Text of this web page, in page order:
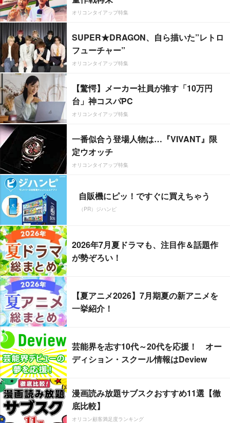
オリコンタイアップ特集
SUPER★DRAGON、自ら描いた”レトロ
フューチャー”
オリコンタイアップ特集
【驚愕】メーカー社員が推す「10万円
台」神コスパPC
オリコンタイアップ特集
一番似合う登場人物は…『VIVANT』限
定ウオッチ
オリコンタイアップ特集
自販機にピッ！ですぐに買えちゃう
（PR）ジハンピ
2026年7月夏ドラマも、注目作＆話題作
が勢ぞろい！
【夏アニメ2026】7月期夏の新アニメを
一挙紹介！
芸能界を志す10代～20代を応援！ オー
ディション・スクール情報はDeview
漫画読み放題サブスクおすすめ11選【徹
底比較】
オリコン顧客満足度ランキング